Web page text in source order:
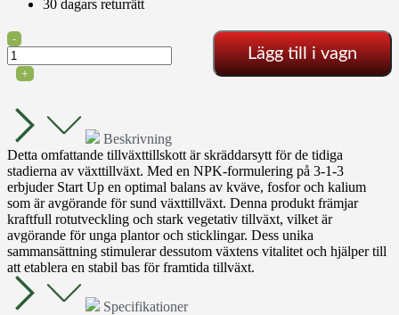
30 dagars returrätt
Starta
1L
mängd
-
+
Lägg till i vagn
Beskrivning
Detta omfattande tillväxttillskott är skräddarsytt för de tidiga
stadierna av växttillväxt. Med en NPK-formulering på 3-1-3
erbjuder Start Up en optimal balans av kväve, fosfor och kalium
som är avgörande för sund växttillväxt. Denna produkt främjar
kraftfull rotutveckling och stark vegetativ tillväxt, vilket är
avgörande för unga plantor och sticklingar. Dess unika
sammansättning stimulerar dessutom växtens vitalitet och hjälper till
att etablera en stabil bas för framtida tillväxt.
Specifikationer